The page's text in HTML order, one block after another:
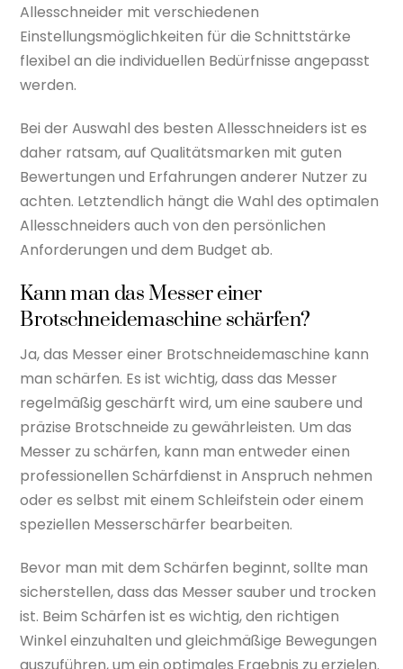
Allesschneider mit verschiedenen
Einstellungsmöglichkeiten für die Schnittstärke
flexibel an die individuellen Bedürfnisse angepasst
werden.
Bei der Auswahl des besten Allesschneiders ist es
daher ratsam, auf Qualitätsmarken mit guten
Bewertungen und Erfahrungen anderer Nutzer zu
achten. Letztendlich hängt die Wahl des optimalen
Allesschneiders auch von den persönlichen
Anforderungen und dem Budget ab.
Kann man das Messer einer
Brotschneidemaschine schärfen?
Ja, das Messer einer Brotschneidemaschine kann
man schärfen. Es ist wichtig, dass das Messer
regelmäßig geschärft wird, um eine saubere und
präzise Brotschneide zu gewährleisten. Um das
Messer zu schärfen, kann man entweder einen
professionellen Schärfdienst in Anspruch nehmen
oder es selbst mit einem Schleifstein oder einem
speziellen Messerschärfer bearbeiten.
Bevor man mit dem Schärfen beginnt, sollte man
sicherstellen, dass das Messer sauber und trocken
ist. Beim Schärfen ist es wichtig, den richtigen
Winkel einzuhalten und gleichmäßige Bewegungen
auszuführen, um ein optimales Ergebnis zu erzielen.